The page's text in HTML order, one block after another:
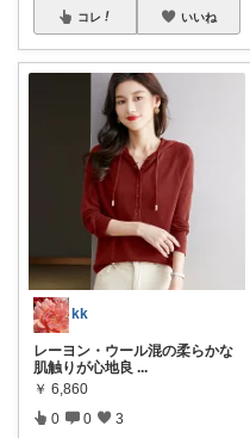
コレ いいね
kk
レーヨン・ウール混の柔らかな
肌触りが心地良 ...
￥ 6,860
0 0 3